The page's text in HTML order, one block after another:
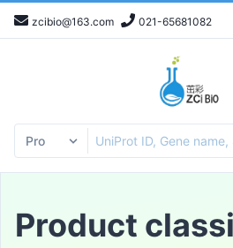
zcibio@163.com 021-65681082
Product